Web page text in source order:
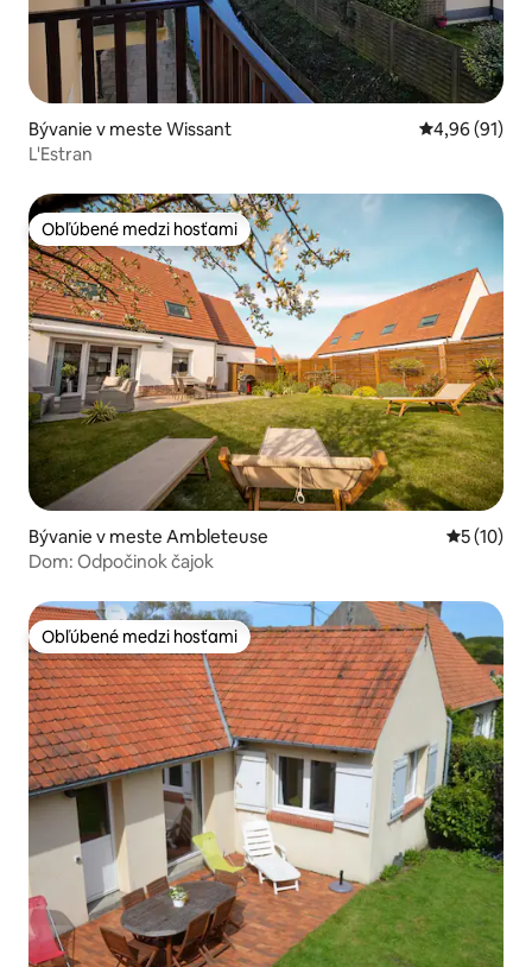
Bývanie v meste Wissant Priemerné
4,96 (91)
L'Estran
Obľúbené medzi hosťami
Obľúbené medzi hosťami
Bývanie v meste Ambleteuse
5 (10)
Dom: Odpočinok čajok
Obľúbené medzi hosťami
Obľúbené medzi hosťami